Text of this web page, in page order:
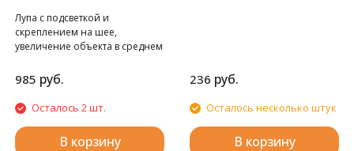
Лупа с подсветкой и
скреплением на шее,
увеличение объекта в среднем
985 руб.
Осталось 2 шт.
В корзину
236 руб.
Осталось несколько штук
В корзину